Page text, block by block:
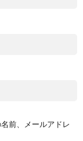
前、メールアドレ